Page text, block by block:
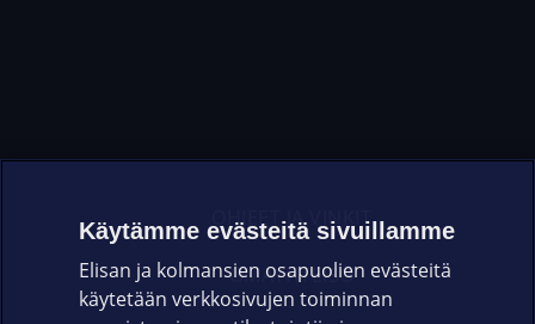
OHJEET JA VINKIT
OMAYHTEISÖ
Käytämme evästeitä sivuillamme
Elisan ja kolmansien osapuolien evästeitä
käytetään verkkosivujen toiminnan